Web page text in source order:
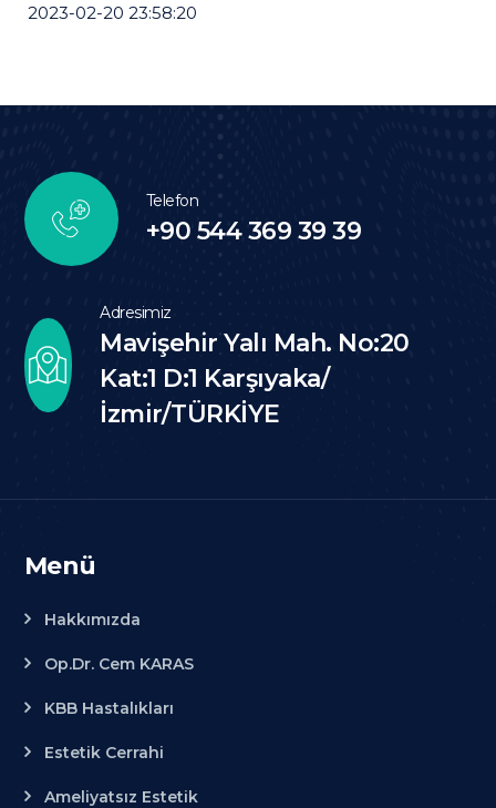
2023-02-20 23:58:20
Telefon
+90 544 369 39 39
Adresimiz
Mavişehir Yalı Mah. No:20
Kat:1 D:1 Karşıyaka/
İzmir/TÜRKİYE
Menü
Hakkımızda
Op.Dr. Cem KARAS
KBB Hastalıkları
Estetik Cerrahi
Ameliyatsız Estetik